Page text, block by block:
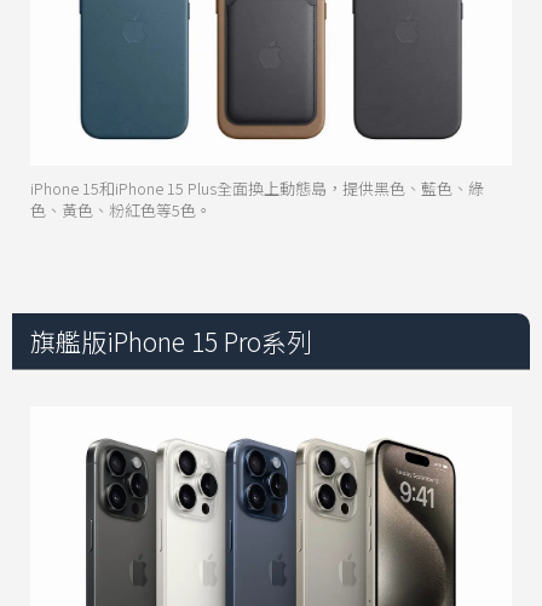
iPhone 15和iPhone 15 Plus全面換上動態島，提供黑色、藍色、綠
色、黃色、粉紅色等5色。
旗艦版iPhone 15 Pro系列